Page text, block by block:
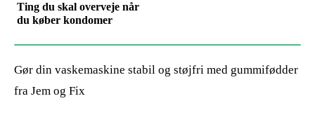
Ting du skal overveje når
du køber kondomer
Gør din vaskemaskine stabil og støjfri med gummifødder
fra Jem og Fix